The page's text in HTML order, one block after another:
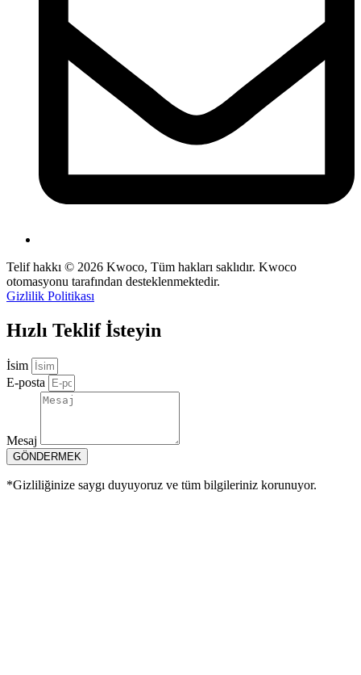
Telif hakkı © 2026 Kwoco, Tüm hakları saklıdır. Kwoco
otomasyonu tarafından desteklenmektedir.
Gizlilik Politikası
Hızlı Teklif İsteyin
İsim
E-posta
Mesaj
GÖNDERMEK
*Gizliliğinize saygı duyuyoruz ve tüm bilgileriniz korunuyor.